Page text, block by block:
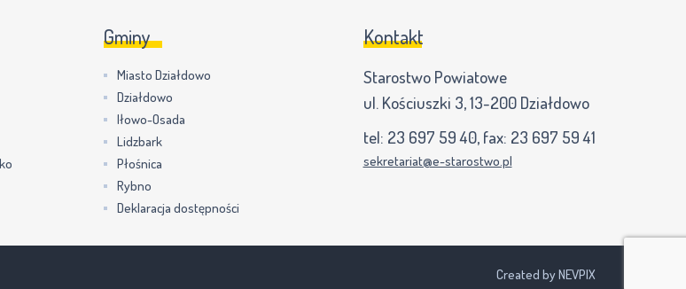
Gminy
Miasto Działdowo
Działdowo
Iłowo-Osada
Lidzbark
Płośnica
Rybno
Deklaracja dostępności
Kontakt
Starostwo Powiatowe
ul. Kościuszki 3, 13-200 Działdowo
tel: 23 697 59 40, fax: 23 697 59 41
sekretariat@e-starostwo.pl
Created by NEVPIX